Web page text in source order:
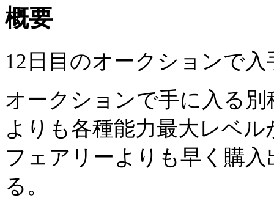
概要
12日目のオークションで
オークションで手に入る
よりも各種能力最大レベル
フェアリーよりも早く購
る。